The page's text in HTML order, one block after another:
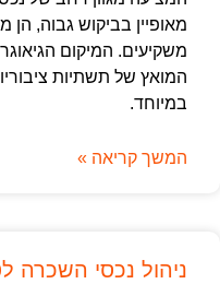
מאופיין בביקוש גבוה,
משקיעים. המיקום
המואץ של תשתיות
במיוחד.
המשך קריאה »
ניהול נכסי השכרה